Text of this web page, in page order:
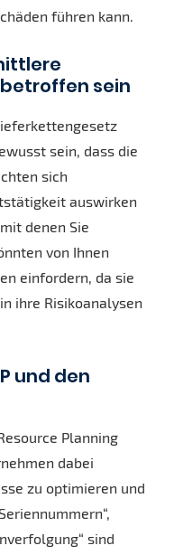
führen kann.
sein
sein, dass die
sich
auswirken
denen Sie
von Ihnen
einfordern, da sie
ihre Risikoanalysen
und den
Planning
dabei
zu optimieren und
sind